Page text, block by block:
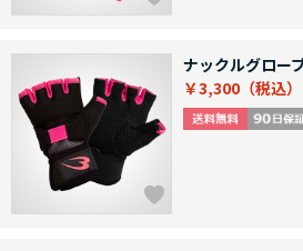
ナックルグロー
￥3,300